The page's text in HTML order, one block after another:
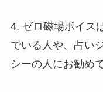
4. ゼロ磁場ボイス
でいる人や、占い
シーの人にお勧めで